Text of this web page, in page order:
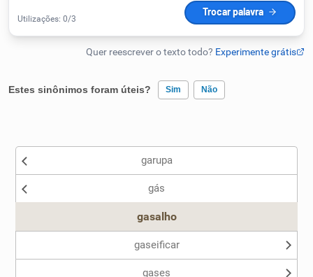
Detector de IA
Humanizador de IA
Conexões
Estes sinônimos foram úteis? Sim Não
Nenhum dos sinônimos apresentados me ajudou
garupa
gás
gasalho
gaseificar
gases